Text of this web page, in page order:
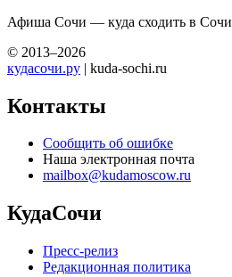
Афиша Сочи — куда сходить в Сочи
© 2013–2026
кудасочи.ру | kuda-sochi.ru
Контакты
Сообщить об ошибке
Наша электронная почта
mailbox@kudamoscow.ru
КудаСочи
Пресс-релиз
Редакционная политика